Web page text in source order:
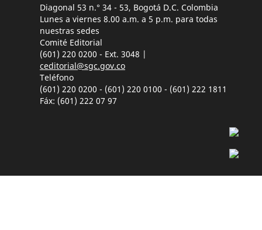
Diagonal 53 n.° 34 - 53, Bogotá D.C. Colombia
Lunes a viernes 8.00 a.m. a 5 p.m. para todas
nuestras sedes
Comité Editorial
(601) 220 0200 - Ext. 3048 |
ceditorial@sgc.gov.co
Teléfono
(601) 220 0200 - (601) 220 0100 - (601) 222 1811
Fáx: (601) 222 07 97